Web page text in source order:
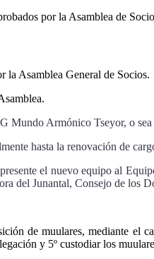
por la Asamblea de
Asamblea General de Socios.
Mundo Armónico Tseyor, o sea
hasta la renovación de
el nuevo equipo al
del Junantal, Consejo de los
de muulares, mediante el
y 5º custodiar los